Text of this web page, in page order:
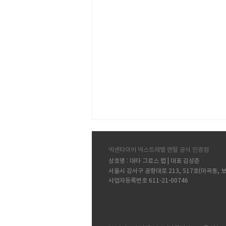
​넥센타이어 넥스트레벨 렌탈 공식 인증점
상호명 : 대타 그로스 랩 | 대표 김상준
서울시 강서구 공항대로 213, 517호(마곡동,
사업자등록번호 611-21-00746